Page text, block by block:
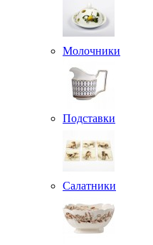
Молочники
Подставки
Салатники